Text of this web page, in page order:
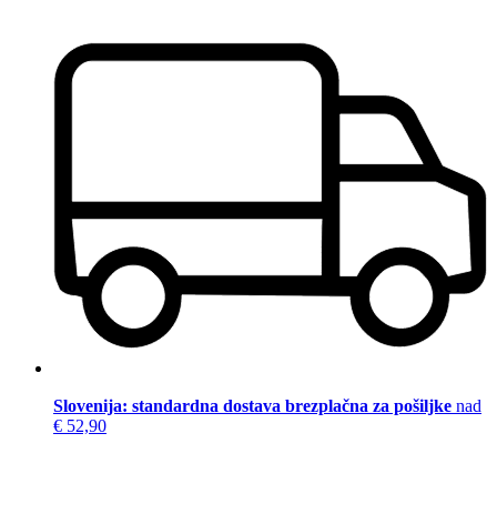
Slovenija: standardna dostava brezplačna za pošiljke nad
€ 52,90